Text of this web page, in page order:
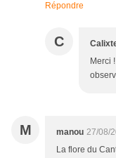
Répondre
C
Merci
M manou 27/08/
La flore du